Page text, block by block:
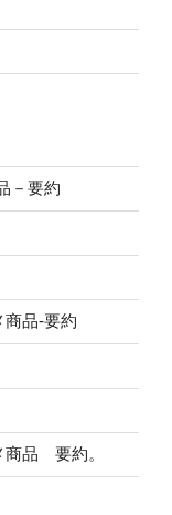
－要約
品-要約
品 要約。